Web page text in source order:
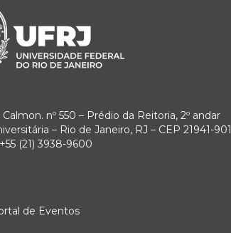
nº 550 – Prédio da Reitoria, 2º andar
– Rio de Janeiro, RJ – CEP 21941-901
(21) 3938-9600
de Eventos